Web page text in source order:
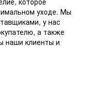
уходе. Мы
у нас
а также
наши клиенты и